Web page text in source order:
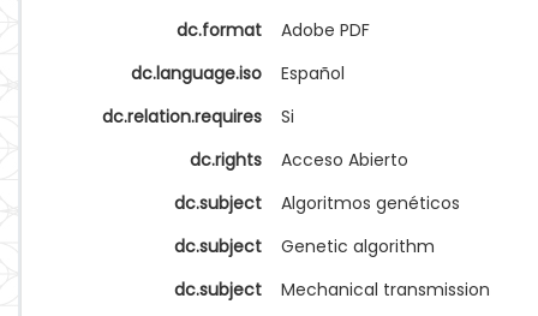
dc.format
Adobe PDF
dc.language.iso
Español
dc.relation.requires
Si
dc.rights
Acceso Abierto
dc.subject
Algoritmos genéticos
dc.subject
Genetic algorithm
dc.subject
Mechanical transmission